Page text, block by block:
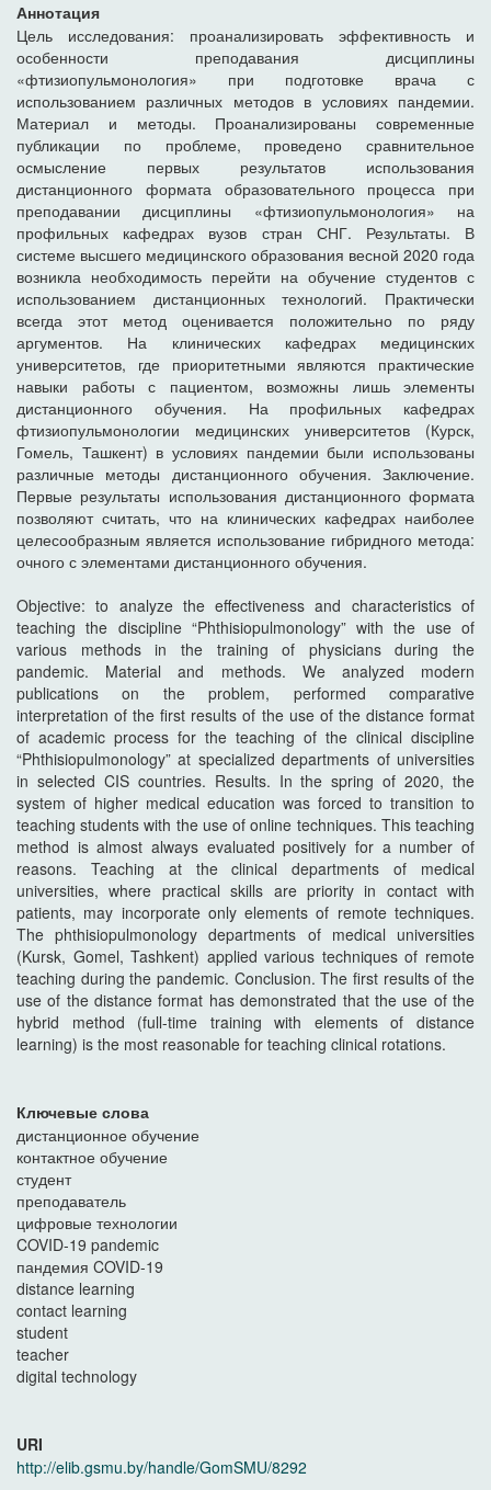
Аннотация
Цель исследования: проанализировать эффективность и
особенности преподавания дисциплины
«фтизиопульмонология» при подготовке врача с
использованием различных методов в условиях пандемии.
Материал и методы. Проанализированы современные
публикации по проблеме, проведено сравнительное
осмысление первых результатов использования
дистанционного формата образовательного процесса при
преподавании дисциплины «фтизиопульмонология» на
профильных кафедрах вузов стран СНГ. Результаты. В
системе высшего медицинского образования весной 2020 года
возникла необходимость перейти на обучение студентов с
использованием дистанционных технологий. Практически
всегда этот метод оценивается положительно по ряду
аргументов. На клинических кафедрах медицинских
университетов, где приоритетными являются практические
навыки работы с пациентом, возможны лишь элементы
дистанционного обучения. На профильных кафедрах
фтизиопульмонологии медицинских университетов (Курск,
Гомель, Ташкент) в условиях пандемии были использованы
различные методы дистанционного обучения. Заключение.
Первые результаты использования дистанционного формата
позволяют считать, что на клинических кафедрах наиболее
целесообразным является использование гибридного метода:
очного с элементами дистанционного обучения.
Objective: to analyze the effectiveness and characteristics of
teaching the discipline “Phthisiopulmonology” with the use of
various methods in the training of physicians during the
pandemic. Material and methods. We analyzed modern
publications on the problem, performed comparative
interpretation of the first results of the use of the distance format
of academic process for the teaching of the clinical discipline
“Phthisiopulmonology” at specialized departments of universities
in selected CIS countries. Results. In the spring of 2020, the
system of higher medical education was forced to transition to
teaching students with the use of online techniques. This teaching
method is almost always evaluated positively for a number of
reasons. Teaching at the clinical departments of medical
universities, where practical skills are priority in contact with
patients, may incorporate only elements of remote techniques.
The phthisiopulmonology departments of medical universities
(Kursk, Gomel, Tashkent) applied various techniques of remote
teaching during the pandemic. Conclusion. The first results of the
use of the distance format has demonstrated that the use of the
hybrid method (full-time training with elements of distance
learning) is the most reasonable for teaching clinical rotations.
Ключевые слова
дистанционное обучение
контактное обучение
студент
преподаватель
цифровые технологии
COVID-19 pandemic
пандемия COVID-19
distance learning
contact learning
student
teacher
digital technology
URI
http://elib.gsmu.by/handle/GomSMU/8292